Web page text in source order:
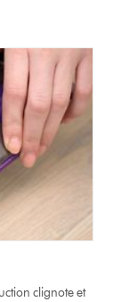
clignote et